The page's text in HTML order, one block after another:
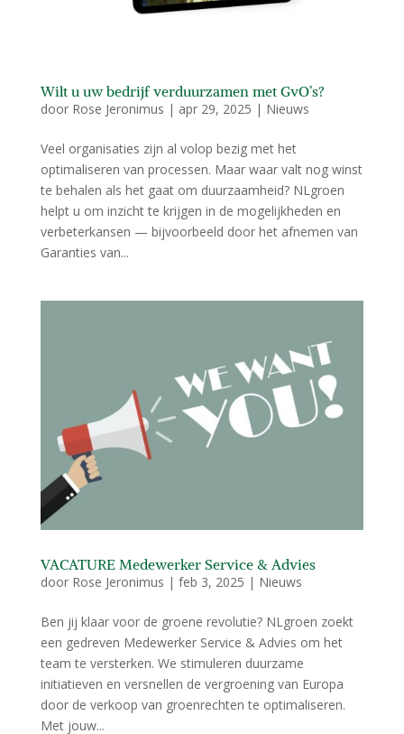
Wilt u uw bedrijf verduurzamen met GvO’s?
door Rose Jeronimus | apr 29, 2025 | Nieuws
Veel organisaties zijn al volop bezig met het
optimaliseren van processen. Maar waar valt nog winst
te behalen als het gaat om duurzaamheid? NLgroen
helpt u om inzicht te krijgen in de mogelijkheden en
verbeterkansen — bijvoorbeeld door het afnemen van
Garanties van...
VACATURE Medewerker Service & Advies
door Rose Jeronimus | feb 3, 2025 | Nieuws
Ben jij klaar voor de groene revolutie? NLgroen zoekt
een gedreven Medewerker Service & Advies om het
team te versterken. We stimuleren duurzame
initiatieven en versnellen de vergroening van Europa
door de verkoop van groenrechten te optimaliseren.
Met jouw...